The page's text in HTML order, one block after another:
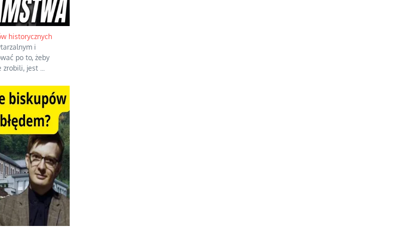
historycznych
i
po to, żeby
zrobili, jest